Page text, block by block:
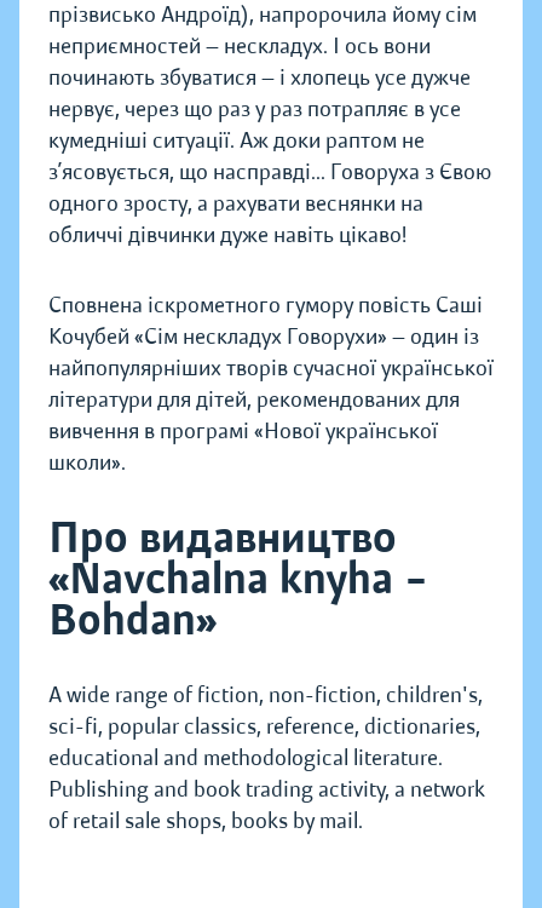
прізвисько Андроїд), напророчила йому сім
неприємностей — нескладух. І ось вони
починають збуватися — і хлопець усе дужче
нервує, через що раз у раз потрапляє в усе
кумедніші ситуації. Аж доки раптом не
з’ясовується, що насправді... Говоруха з Євою
одного зросту, а рахувати веснянки на
обличчі дівчинки дуже навіть цікаво!
Сповнена іскрометного гумору повість Саші
Кочубей «Сім нескладух Говорухи» — один із
найпопулярніших творів сучасної української
літератури для дітей, рекомендованих для
вивчення в програмі «Нової української
школи».
Про видавництво
«Navchalna knyha –
Bohdan»
A wide range of fiction, non-fiction, children's,
sci-fi, popular classics, reference, dictionaries,
educational and methodological literature.
Publishing and book trading activity, a network
of retail sale shops, books by mail.